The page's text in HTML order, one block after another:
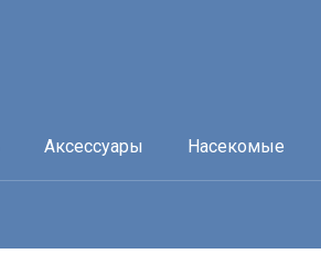
Аксессуары Насекомые